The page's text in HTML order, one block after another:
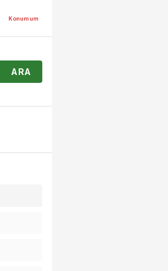
Konumum
ARA